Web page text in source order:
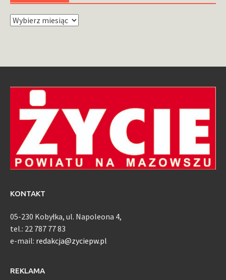
Archiwum
KONTAKT
05-230 Kobyłka, ul. Napoleona 4,
tel.: 22 787 77 83
e-mail: redakcja@zyciepw.pl
REKLAMA